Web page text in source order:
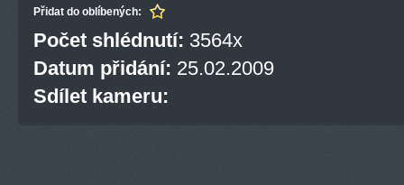
Přidat do oblíbených:
Počet shlédnutí: 3564x
Datum přidání: 25.02.2009
Sdílet kameru: